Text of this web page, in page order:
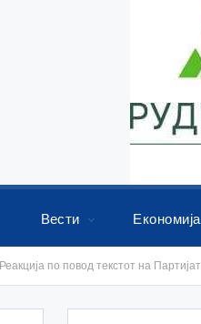
Вести Економија
Реакција по повод текстот на